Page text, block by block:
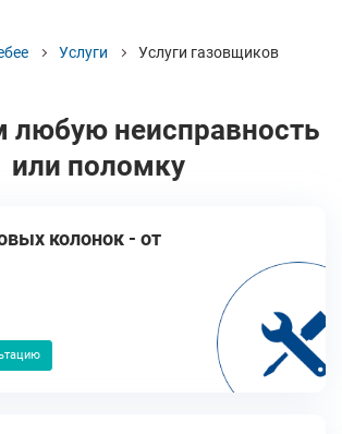
Услуги Услуги газовщиков
любую неисправность
или поломку
колонок - от